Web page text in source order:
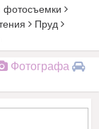
фотосъемки
Пруд
Фотографа